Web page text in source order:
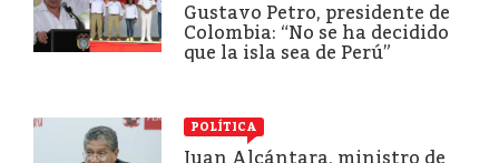
Gustavo Petro, presidente de
Colombia: “No se ha decidido
que la isla sea de Perú”
POLÍTICA
Juan Alcántara, ministro de